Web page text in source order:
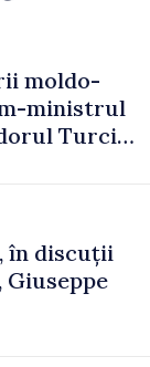
moldo-
ministrul
Turciei,
în discuții